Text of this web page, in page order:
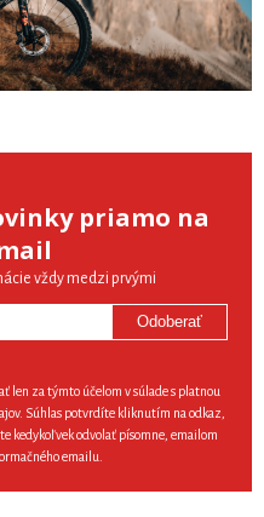
priamo na
vždy medzi prvými
Odoberať
len za týmto účelom v súlade s platnou
Súhlas potvrdíte kliknutím na odkaz,
kedykoľvek odvolať písomne, emailom
emailu.